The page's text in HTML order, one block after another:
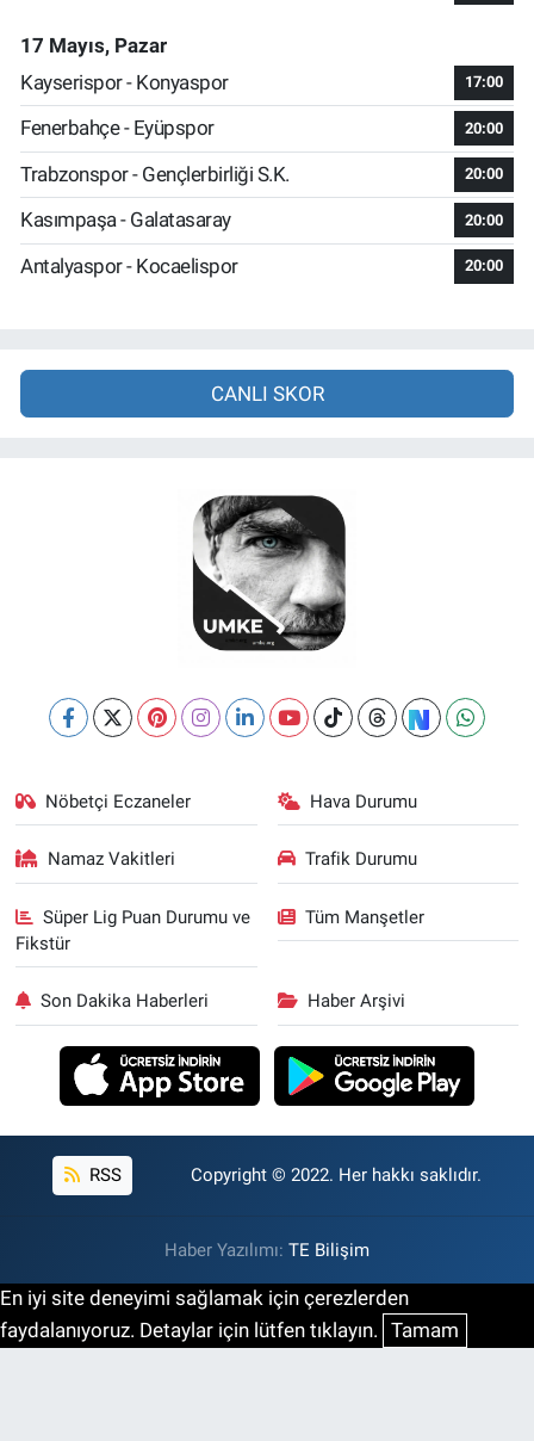
17 Mayıs, Pazar
Kayserispor - Konyaspor
17:00
Fenerbahçe - Eyüpspor 20:00
Trabzonspor - Gençlerbirliği S.K. 20:00
Kasımpaşa - Galatasaray 20:00
Antalyaspor - Kocaelispor 20:00
CANLI SKOR
Nöbetçi Eczaneler Hava Durumu
Namaz Vakitleri Trafik Durumu
Süper Lig Puan Durumu ve
Fikstür
Tüm Manşetler
Son Dakika Haberleri Haber Arşivi
RSS Copyright © 2022. Her hakkı saklıdır.
Haber Yazılımı: TE Bilişim
En iyi site deneyimi sağlamak için çerezlerden
faydalanıyoruz. Detaylar için lütfen tıklayın. Tamam